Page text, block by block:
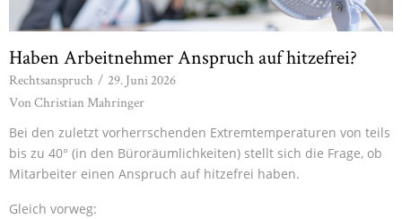
Haben Arbeitnehmer Anspruch auf hitzefrei?
Rechtsanspruch / 29. Juni 2026
VonChristian Mahringer
Bei den zuletzt vorherrschenden Extremtemperaturen von teils
bis zu 40° (in den Büroräumlichkeiten) stellt sich die Frage, ob
Mitarbeiter einen Anspruch auf hitzefrei haben.
Gleich vorweg: